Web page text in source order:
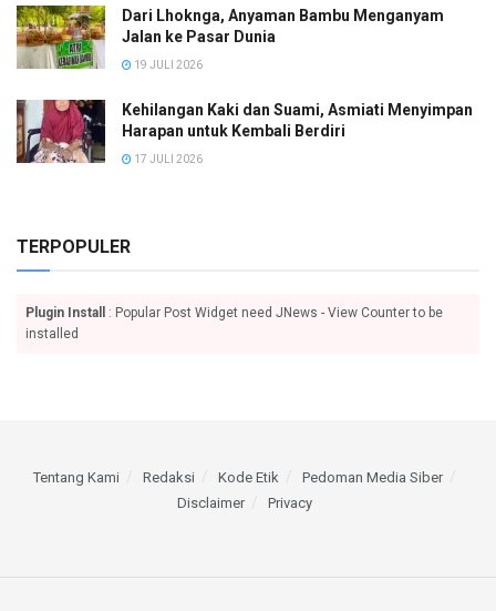
Dari Lhoknga, Anyaman Bambu Menganyam
Jalan ke Pasar Dunia
19 JULI 2026
Kehilangan Kaki dan Suami, Asmiati Menyimpan
Harapan untuk Kembali Berdiri
17 JULI 2026
TERPOPULER
Plugin Install
: Popular Post Widget need JNews - View Counter to be
installed
Tentang Kami Redaksi Kode Etik
Pedoman Media Siber
Disclaimer
Privacy